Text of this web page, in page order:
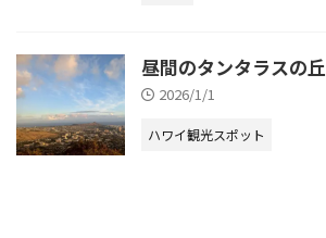
昼間のタンタラスの丘
2026/1/1
ハワイ観光スポット